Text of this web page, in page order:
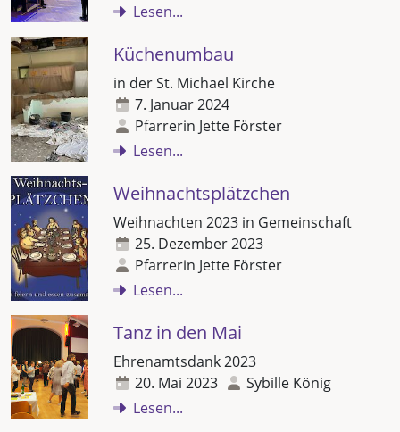
Lesen...
Küchenumbau
in der St. Michael Kirche
7. Januar 2024
Pfarrerin Jette Förster
Lesen...
Weihnachtsplätzchen
Weihnachten 2023 in Gemeinschaft
25. Dezember 2023
Pfarrerin Jette Förster
Lesen...
Tanz in den Mai
Ehrenamtsdank 2023
20. Mai 2023
Sybille König
Lesen...